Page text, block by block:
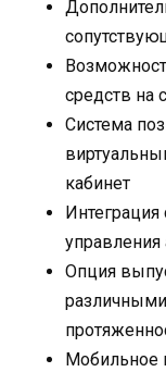
средств на
Система
кабинет
Опция
Мобильное